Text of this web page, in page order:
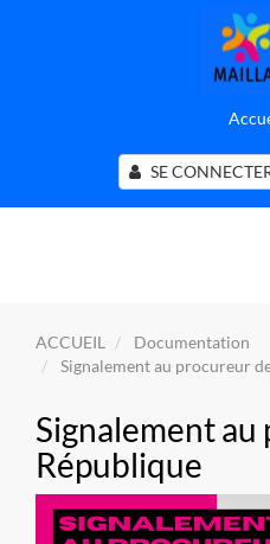
SE
ACCUEIL
Documentation
Signalement au procureur
Signalement
République